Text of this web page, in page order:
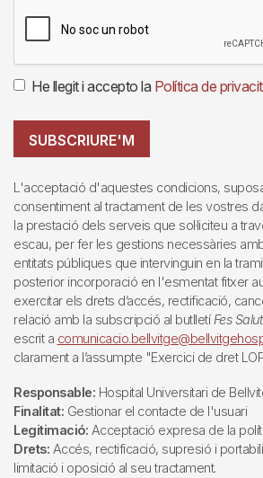
He llegit i accepto la Política de
SUBSCRIURE'M
L'acceptació d'aquestes condicions,
consentiment al tractament de les vostres
la prestació dels serveis que sol·liciteu a
escau, per fer les gestions necessàries
entitats públiques que intervinguin en la
posterior incorporació en l'esmentat fitxer
exercitar els drets d’accés, rectificació,
relació amb la subscripció al butlletí Fes Salut
escrit a
clarament a l’assumpte "Exercici de dret
Responsable: Hospital Universitari de
Finalitat: Gestionar el contacte de l'usuari
Legitimació: Acceptació expresa de la
Drets: Accés, rectificació, supresió i
limitació i oposició al seu tractament.